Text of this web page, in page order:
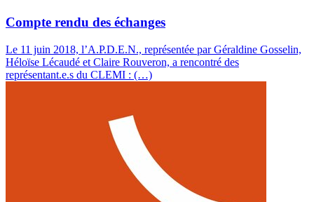
Compte rendu des échanges
Le 11 juin 2018, l’A.P.D.E.N., représentée par Géraldine Gosselin,
Héloïse Lécaudé et Claire Rouveron, a rencontré des
représentant.e.s du CLEMI : (…)